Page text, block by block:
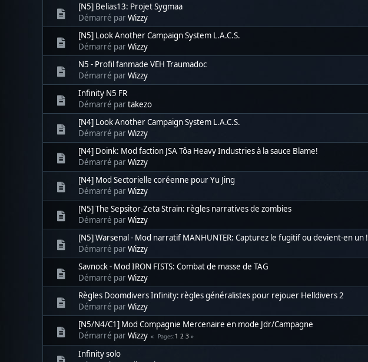
[N5] Belias13: Projet Sygmaa
Démarré parWizzy
[N5] Look Another Campaign System L.A.C.S.
Démarré parWizzy
N5 - Profil fanmade VEH Traumadoc
Démarré parWizzy
Infinity N5 FR
Démarré partakezo
[N4] Look Another Campaign System L.A.C.S.
Démarré parWizzy
[N4] Doink: Mod faction JSA Tôa Heavy Industries à la sauce Blame!
Démarré parWizzy
[N4] Mod Sectorielle coréenne pour Yu Jing
Démarré parWizzy
[N5] The Sepsitor-Zeta Strain: règles narratives de zombies
Démarré parWizzy
[N5] Warsenal - Mod narratif MANHUNTER: Capturez le fugitif ou devient-en un !
Démarré parWizzy
Savnock - Mod IRON FISTS: Combat de masse de TAG
Démarré parWizzy
Règles Doomdivers Infinity: règles généralistes pour rejouer Helldivers 2
Démarré parWizzy
[N5/N4/C1] Mod Compagnie Mercenaire en mode Jdr/Campagne
Démarré parWizzy Pages 1 2 3
Infinity solo